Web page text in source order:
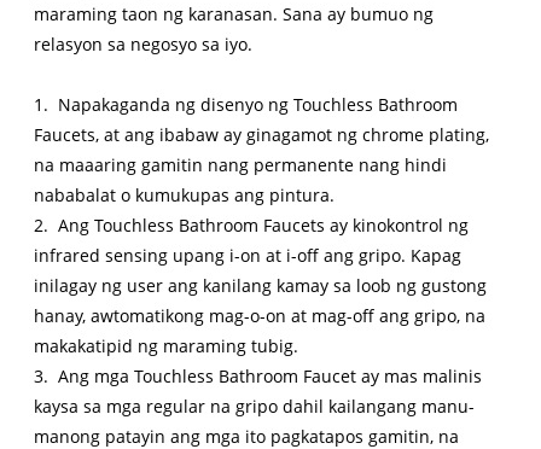
maraming taon ng karanasan. Sana ay bumuo ng
relasyon sa negosyo sa iyo.
1. Napakaganda ng disenyo ng Touchless Bathroom
Faucets, at ang ibabaw ay ginagamot ng chrome plating,
na maaaring gamitin nang permanente nang hindi
nababalat o kumukupas ang pintura.
2. Ang Touchless Bathroom Faucets ay kinokontrol ng
infrared sensing upang i-on at i-off ang gripo. Kapag
inilagay ng user ang kanilang kamay sa loob ng gustong
hanay, awtomatikong mag-o-on at mag-off ang gripo, na
makakatipid ng maraming tubig.
3. Ang mga Touchless Bathroom Faucet ay mas malinis
kaysa sa mga regular na gripo dahil kailangang manu-
manong patayin ang mga ito pagkatapos gamitin, na